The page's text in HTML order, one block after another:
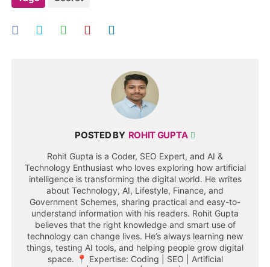
POSTED BY ROHIT GUPTA
Rohit Gupta is a Coder, SEO Expert, and AI &
Technology Enthusiast who loves exploring how artificial
intelligence is transforming the digital world. He writes
about Technology, AI, Lifestyle, Finance, and
Government Schemes, sharing practical and easy-to-
understand information with his readers. Rohit Gupta
believes that the right knowledge and smart use of
technology can change lives. He’s always learning new
things, testing AI tools, and helping people grow digital
space. 📍 Expertise: Coding | SEO | Artificial